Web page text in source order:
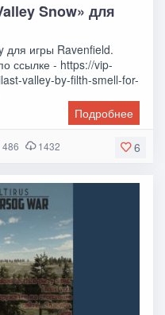
Snow» для
для игры Ravenfield.
ссылке - https://vip-
valley-by-filth-smell-for-
Подробнее
6
1432